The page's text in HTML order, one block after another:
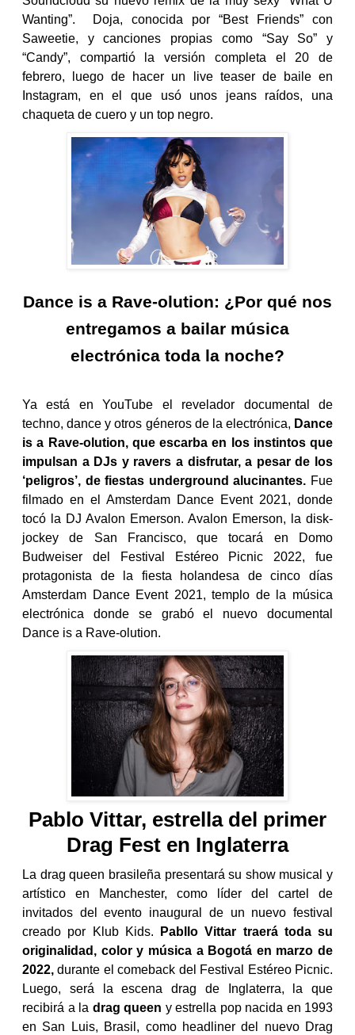
Wanting”. Doja, conocida por “Best Friends” con
Saweetie, y canciones propias como “Say So” y
“Candy”, compartió la versión completa el 20 de
febrero, luego de hacer un live teaser de baile en
Instagram, en el que usó unos jeans raídos, una
chaqueta de cuero y un top negro.
Dance is a Rave-olution: ¿Por qué nos
entregamos a bailar música
electrónica toda la noche?
Ya está en YouTube el revelador documental de
techno, dance y otros géneros de la electrónica, Dance
is a Rave-olution, que escarba en los instintos que
impulsan a DJs y ravers a disfrutar, a pesar de los
‘peligros’, de fiestas underground alucinantes. Fue
filmado en el Amsterdam Dance Event 2021, donde
tocó la DJ Avalon Emerson. Avalon Emerson, la disk-
jockey de San Francisco, que tocará en Domo
Budweiser del Festival Estéreo Picnic 2022, fue
protagonista de la fiesta holandesa de cinco días
Amsterdam Dance Event 2021, templo de la música
electrónica donde se grabó el nuevo documental
Dance is a Rave-olution.
Pablo Vittar, estrella del primer
Drag Fest en Inglaterra
La drag queen brasileña presentará su show musical y
artístico en Manchester, como líder del cartel de
invitados del evento inaugural de un nuevo festival
creado por Klub Kids.
Pabllo Vittar traerá toda su
originalidad, color y música a Bogotá en marzo de
2022, durante el comeback del Festival Estéreo Picnic.
Luego, será la escena drag de Inglaterra, la que
recibirá a la drag queen y estrella pop nacida en 1993
en San Luis, Brasil, como headliner del nuevo Drag